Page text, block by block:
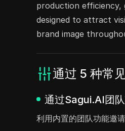
production efficiency,
designed to attract
brand image
通过 5 种常
通过Sagui.AI团
利用内置的团队功能邀